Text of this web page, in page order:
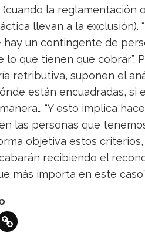
la reglamentación
llevan a la exclusión).
hay un contingente de
que tienen que cobrar”.
retributiva, suponen el
están encuadradas, si
“Y esto implica
las personas que
objetiva estos
recibiendo el
más importa en este